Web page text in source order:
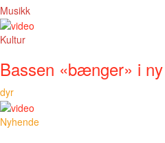
Musikk
Kultur
Bassen «bænger» i
dyr
Nyhende